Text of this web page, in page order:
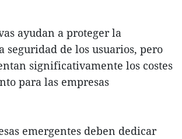
ayudan a proteger la
seguridad de los usuarios, pero
significativamente los costes
para las empresas
emergentes deben dedicar